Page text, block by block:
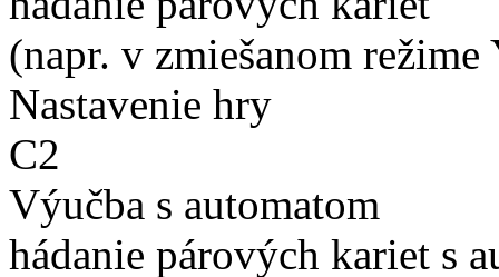
(napr. v zmiešanom režime
Nastavenie hry
C2
Výučba s automatom
hádanie párových kariet s